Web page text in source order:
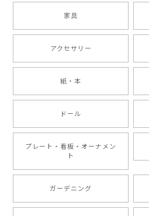
家具
アクセサリー
紙・本
ドール
プレート・看板・オーナメン
ト
ガーデニング